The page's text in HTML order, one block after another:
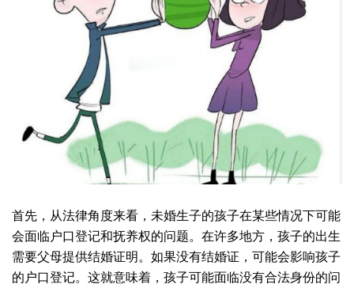
首先，从法律角度来看，未婚生子的孩子在某些情况下可能
会面临户口登记和抚养权的问题。在许多地方，孩子的出生
需要父母提供结婚证明。如果没有结婚证，可能会影响孩子
的户口登记。这就意味着，孩子可能面临没有合法身份的问